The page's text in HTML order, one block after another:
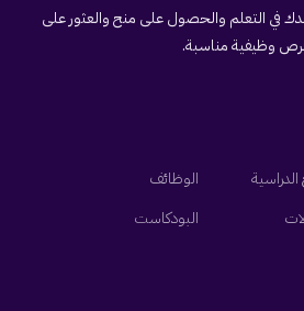
في التعلم والحصول على منح والعثور على
وظيفية مناسبة.
الدراسية
الوظائف
البودكاست